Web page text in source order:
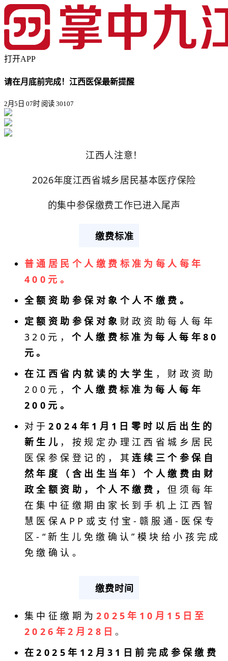
打开APP
请在月底前完成！江西医保最新提醒
2月5日 07时 阅读 30107
江西人注意！
2026年度江西省城乡居民基本医疗保险
的集中参保缴费工作已进入尾声
缴费标准
普通居民个人缴费标准为每人每年
400元。
全额资助参保对象个人不缴费。
定额资助参保对象 财政资助每人每年
320元，个人缴费标准为每人每年80
元。
在江西省内就读的大学生 ，财政资助
200元，个人缴费标准为每人每年
200元。
对于 2024年1月1日零时以后出生的
新生儿 ，按规定办理江西省城乡居民
医保参保登记的，其 连续三个参保自
然年度（含出生当年）个人缴费由财
政全额资助，个人不缴费，但须每年
在集中征缴期由家长到手机上江西智
慧医保APP或支付宝-赣服通-医保专
区-“新生儿免缴确认”模块给小孩完成
免缴确认。
缴费时间
集中征缴期为 2025年10月15日至
2026年2月28日。
在2025年12月31日前完成参保缴费